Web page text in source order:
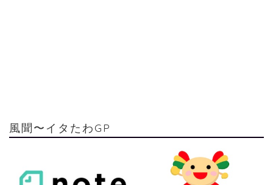
風聞〜イタたわGP